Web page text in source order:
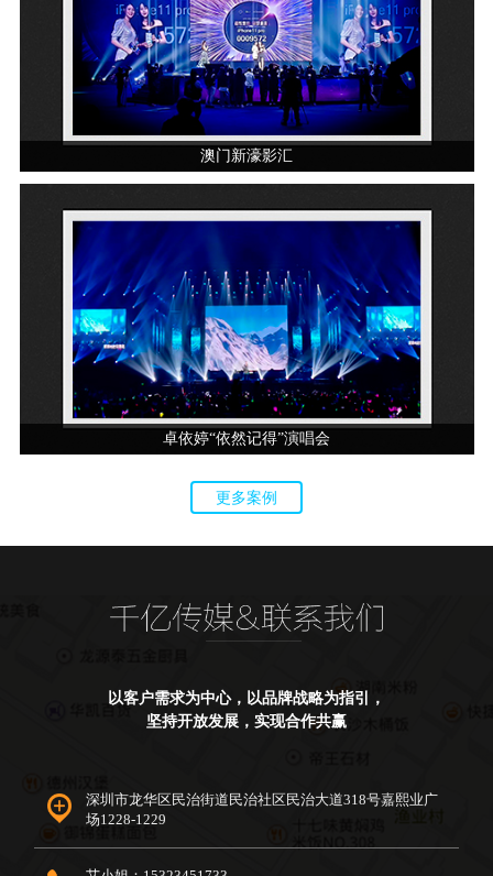
澳门新濠影汇
卓依婷“依然记得”演唱会
更多案例
以客户需求为中心，以品牌战略为指引，
坚持开放发展，实现合作共赢
深圳市龙华区民治街道民治社区民治大道318号嘉熙业广
场1228-1229